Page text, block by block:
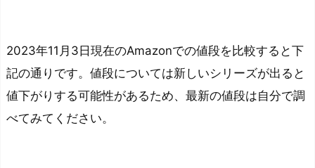
2023年11月3日現在のAmazonでの値段を比較すると下
記の通りです。値段については新しいシリーズが出ると
値下がりする可能性があるため、最新の値段は自分で調
べてみてください。